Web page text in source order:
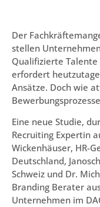
Der
stellen
Qualifizierte Talente
erfordert
Ansätze. Doch wie
Eine neue Studie,
Recruiting Expertin
Wickenhäuser, HR-
Deutschland,
Schweiz und Dr.
Branding Berater
Unternehmen im